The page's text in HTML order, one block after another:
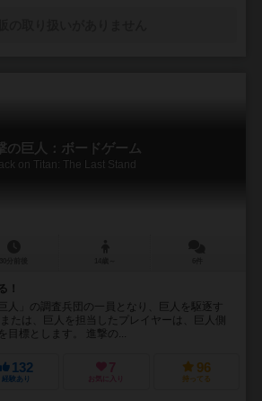
の巨人：ボードゲーム
on Titan: The Last Stand
！
人」の調査兵団の一員となり、巨人を駆逐す
たは、巨人を担当したプレイヤーは、巨人側
目標とします。 進撃の...
132
経験あり
7
お気に入り
96
持ってる